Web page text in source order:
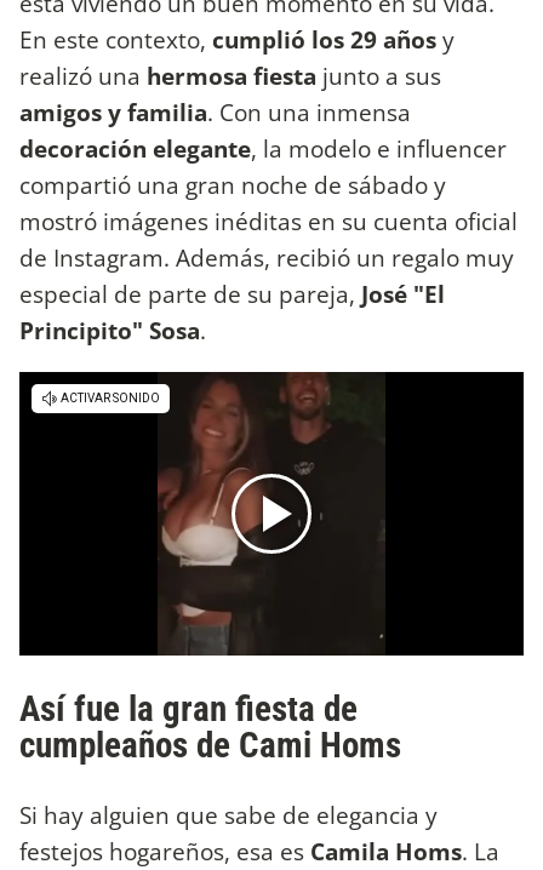
En este contexto, cumplió los 29 añosy
realizó una hermosa fiesta junto a sus
amigos y familia. Con una inmensa
decoración elegante, la modelo e influencer
compartió una gran noche de sábado y
mostró imágenes inéditas en su cuenta oficial
de Instagram. Además, recibió un regalo muy
especial de parte de su pareja, José "El
Principito" Sosa.
Así fue la gran fiesta de
cumpleaños de Cami Homs
Si hay alguien que sabe de elegancia y
festejos hogareños, esa es Camila Homs. La